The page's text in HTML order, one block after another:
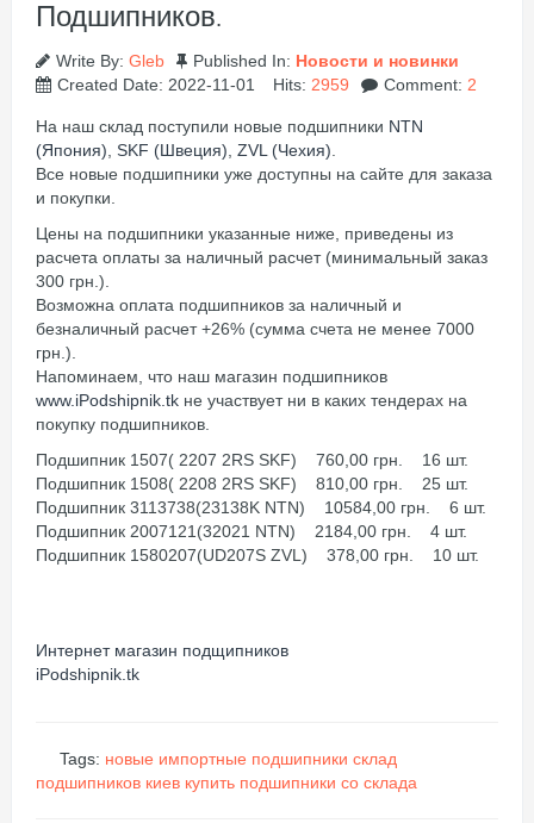
Подшипников.
Write By: Gleb Published In: Новости и новинки
Created Date: 2022-11-01
Hits: 2959 Comment: 2
На наш склад поступили новые подшипники NTN
(Япония) SKF (Швеция) ZVL (Чехия)
Все новые подшипники уже доступны на сайте для заказа
и покупки.
Цены на подшипники указанные ниже, приведены из
расчета оплаты за наличный расчет (минимальный заказ
300 грн.).
Возможна оплата подшипников за наличный и
безналичный расчет +26% (сумма счета не менее 7000
грн.).
Напоминаем, что наш магазин подшипников
www.iPodshipnik.tk не участвует ни в каких тендерах на
покупку подшипников.
Подшипник 1507( 2207 2RS SKF) 760,00 грн. 16 шт.
Подшипник 1508( 2208 2RS SKF) 810,00 грн. 25 шт.
Подшипник 3113738(23138K NTN) 10584,00 грн. 6 шт.
Подшипник 2007121(32021 NTN) 2184,00 грн. 4 шт.
Подшипник 1580207(UD207S ZVL) 378,00 грн. 10 шт.
Интернет магазин подщипников
iPodshipnik.tk
Tags: новые импортные подшипники склад
подшипников киев купить подшипники со склада